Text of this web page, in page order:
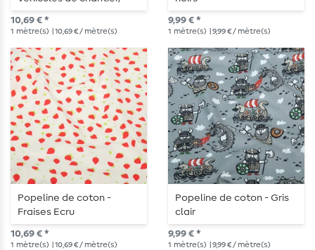
Ecru
10,69 € *
1 mètre(s) | 10,69 € / mètre(s)
9,99 € *
1 mètre(s) | 9,99 € / mètre(s)
Popeline de coton -
Fraises Ecru
10,69 € *
1 mètre(s) | 10,69 € / mètre(s)
Popeline de coton - Gris
clair
9,99 € *
1 mètre(s) | 9,99 € / mètre(s)